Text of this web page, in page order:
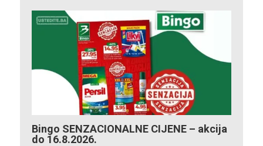
Bingo SENZACIONALNE CIJENE – akcija
do 16.8.2026.